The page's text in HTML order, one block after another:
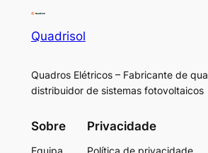
Quadrisol
Quadros Elétricos – Fabricante de
distribuidor de sistemas fotovoltaicos
Sobre
Equipa
Privacidade
Política de privacidade